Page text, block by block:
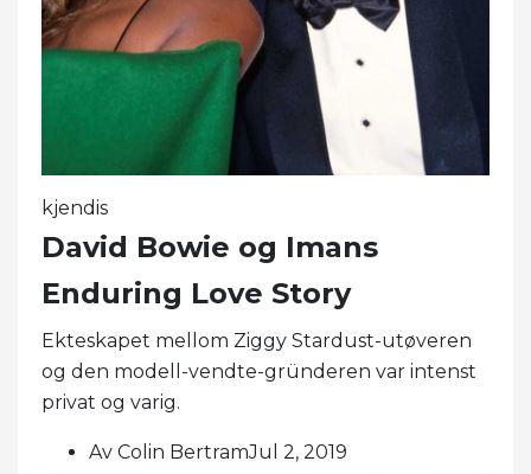
kjendis
David Bowie og Imans
Enduring Love Story
Ekteskapet mellom Ziggy Stardust-utøveren
og den modell-vendte-gründeren var intenst
privat og varig.
Av Colin BertramJul 2, 2019